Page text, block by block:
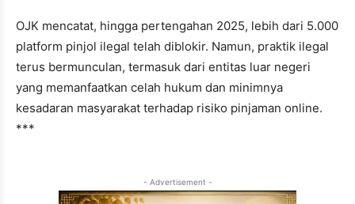
OJK mencatat, hingga pertengahan 2025, lebih dari 5.000
platform pinjol ilegal telah diblokir. Namun, praktik ilegal
terus bermunculan, termasuk dari entitas luar negeri
yang memanfaatkan celah hukum dan minimnya
kesadaran masyarakat terhadap risiko pinjaman online.
***
- Advertisement -